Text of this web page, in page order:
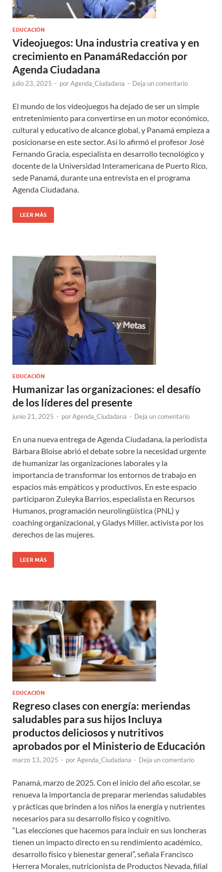
EDUCACIÓN
Videojuegos: Una industria creativa y en
crecimiento en PanamáRedacción por
Agenda Ciudadana
julio 23, 2025 - porAgenda_Ciudadana - Deja un comentario
El mundo de los videojuegos ha dejado de ser un simple
entretenimiento para convertirse en un motor económico,
cultural y educativo de alcance global, y Panamá empieza a
posicionarse en este sector. Así lo afirmó el profesor José
Fernando Gracia, especialista en desarrollo tecnológico y
docente de la Universidad Interamericana de Puerto Rico,
sede Panamá, durante una entrevista en el programa
Agenda Ciudadana.
LEER MÁS
EDUCACIÓN
Humanizar las organizaciones: el desafío
de los líderes del presente
junio 21, 2025 - porAgenda_Ciudadana - Deja un comentario
En una nueva entrega de Agenda Ciudadana, la periodista
Bárbara Bloise abrió el debate sobre la necesidad urgente
de humanizar las organizaciones laborales y la
importancia de transformar los entornos de trabajo en
espacios más empáticos y productivos. En este espacio
participaron Zuleyka Barrios, especialista en Recursos
Humanos, programación neurolingüística (PNL) y
coaching organizacional, y Gladys Miller, activista por los
derechos de las mujeres.
LEER MÁS
EDUCACIÓN
Regreso clases con energía: meriendas
saludables para sus hijos Incluya
productos deliciosos y nutritivos
aprobados por el Ministerio de Educación
marzo 13, 2025 - porAgenda_Ciudadana - Deja un comentario
Panamá, marzo de 2025. Con el inicio del año escolar, se
renueva la importancia de preparar meriendas saludables
y prácticas que brinden a los niños la energía y nutrientes
necesarios para su desarrollo físico y cognitivo.
“Las elecciones que hacemos para incluir en sus loncheras
tienen un impacto directo en su rendimiento académico,
desarrollo físico y bienestar general”, señala Francisco
Herrera Morales, nutricionista de Productos Nevada, filial